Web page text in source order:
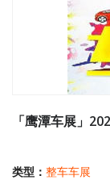
「鹰潭车展」
类型： 整车车展